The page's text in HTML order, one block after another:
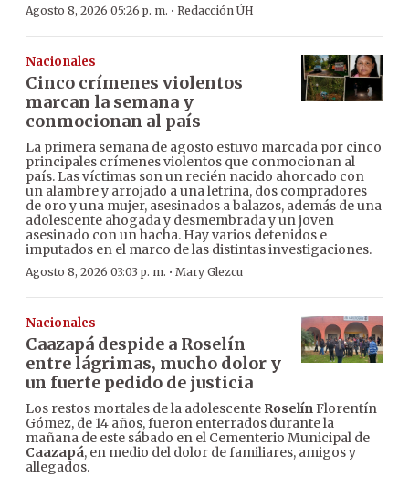
Agosto 8, 2026 05:26 p. m. · Redacción ÚH
Nacionales
Cinco crímenes violentos
marcan la semana y
conmocionan al país
La primera semana de agosto estuvo marcada por cinco
principales crímenes violentos que conmocionan al
país. Las víctimas son un recién nacido ahorcado con
un alambre y arrojado a una letrina, dos compradores
de oro y una mujer, asesinados a balazos, además de una
adolescente ahogada y desmembrada y un joven
asesinado con un hacha. Hay varios detenidos e
imputados en el marco de las distintas investigaciones.
Agosto 8, 2026 03:03 p. m. · Mary Glezcu
Nacionales
Caazapá despide a Roselín
entre lágrimas, mucho dolor y
un fuerte pedido de justicia
Los restos mortales de la adolescente RoselínFlorentín
Gómez, de 14 años, fueron enterrados durante la
mañana de este sábado en el Cementerio Municipal de
Caazapá, en medio del dolor de familiares, amigos y
allegados.